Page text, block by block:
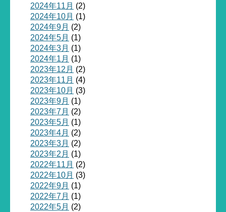
2024年11月 (2)
2024年10月 (1)
2024年9月 (2)
2024年5月 (1)
2024年3月 (1)
2024年1月 (1)
2023年12月 (2)
2023年11月 (4)
2023年10月 (3)
2023年9月 (1)
2023年7月 (2)
2023年5月 (1)
2023年4月 (2)
2023年3月 (2)
2023年2月 (1)
2022年11月 (2)
2022年10月 (3)
2022年9月 (1)
2022年7月 (1)
2022年5月 (2)